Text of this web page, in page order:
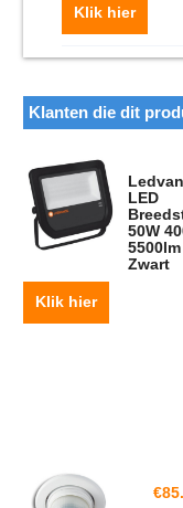
Klik hier
Klanten die dit
LED
50W
Zwart
Klik hier
€